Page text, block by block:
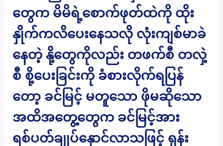
တွေက မိမိရဲ့စောက်ဖုတ်ထဲကို ထိုး
နှိုက်ကလိပေးနေသလို လုံးကျစ်မာခဲ
နေတဲ့ နို့တွေကိုလည်း တဖက်စီ တလှဲ့
စီ စို့ပေးခြင်းကို ခံစားလိုက်ရပြန်
တော့ ခင်မြင့် မတူသော ဖိုမဆိုသော
အထိအတွေ့တွေက ခင်မြင့်အား
ရစ်ပတ်ချုပ်နှောင်လာသဖြင့် ရုန်း